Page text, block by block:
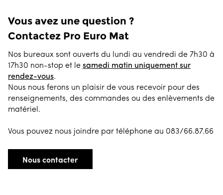
Vous avez une question ?
Contactez Pro Euro Mat
Nos bureaux sont ouverts du lundi au vendredi de 7h30 à
17h30 non-stop et le samedi matin uniquement sur
rendez-vous.
Nous nous ferons un plaisir de vous recevoir pour des
renseignements, des commandes ou des enlèvements de
matériel.
Vous pouvez nous joindre par téléphone au 083/66.87.66
Nous contacter